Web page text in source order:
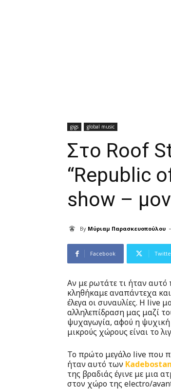
gigs global music
Στο Roof
“Republic
show –
By Μύριαμ Παρασκευοπούλου -
Facebook
Αν με ρωτάτε τι ήταν αυτό
κληθήκαμε αναπάντεχα
έλεγα οι συναυλίες. Η live
αλληλεπίδραση μας μαζί
ψυχαγωγία, αφού η ψυχική
μικρούς χώρους είναι το
Το πρώτο μεγάλο live που
ήταν αυτό των
της βραδιάς έγινε με μια
στον χώρο της electro/